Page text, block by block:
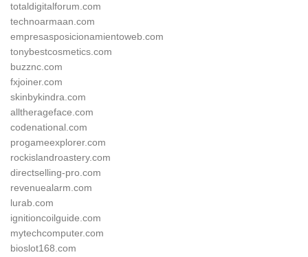
totaldigitalforum.com
technoarmaan.com
empresasposicionamientoweb.com
tonybestcosmetics.com
buzznc.com
fxjoiner.com
skinbykindra.com
alltherageface.com
codenational.com
progameexplorer.com
rockislandroastery.com
directselling-pro.com
revenuealarm.com
lurab.com
ignitioncoilguide.com
mytechcomputer.com
bioslot168.com